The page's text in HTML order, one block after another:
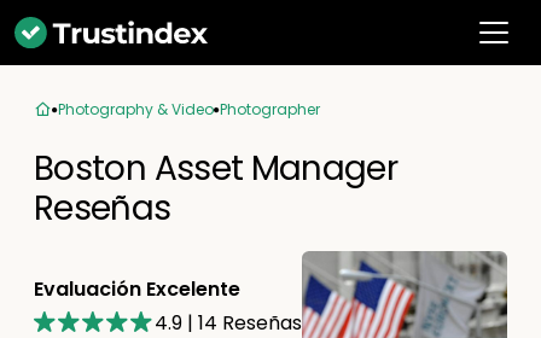
Photography & Video Photographer
Boston Asset Manager
Reseñas
Evaluación Excelente
4.9 | 14 Reseñas